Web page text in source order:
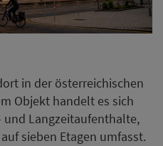
in der österreichischen
Objekt handelt es sich
Langzeitaufenthalte,
sieben Etagen umfasst.